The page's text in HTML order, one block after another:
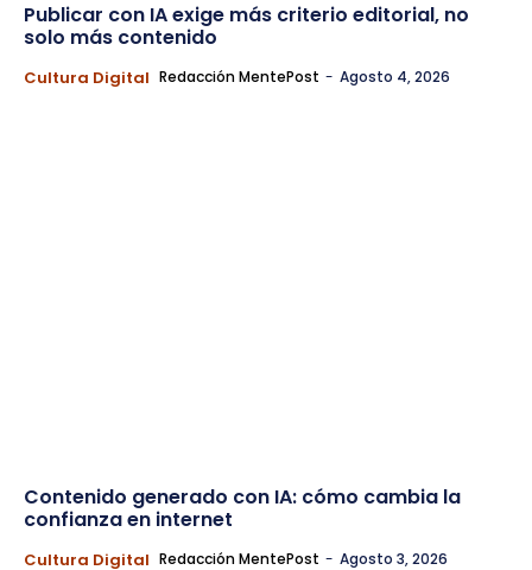
Publicar con IA exige más criterio editorial, no
solo más contenido
Cultura Digital Redacción MentePost - Agosto 4, 2026
Contenido generado con IA: cómo cambia la
confianza en internet
Cultura Digital Redacción MentePost - Agosto 3, 2026